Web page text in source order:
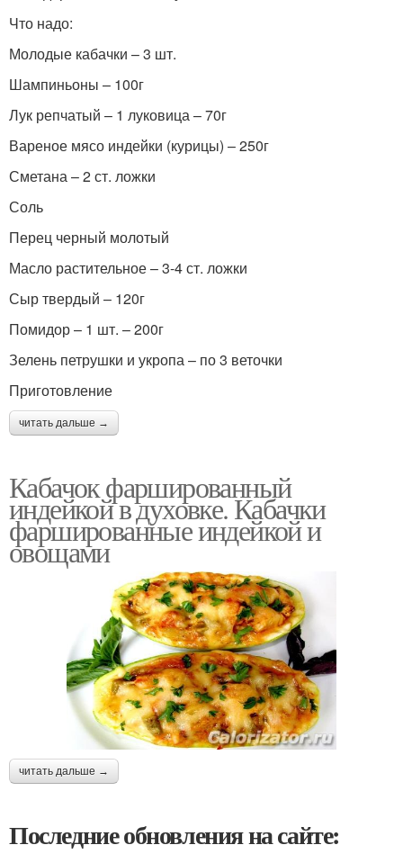
Что надо:
Молодые кабачки – 3 шт.
Шампиньоны – 100г
Лук репчатый – 1 луковица – 70г
Вареное мясо индейки (курицы) – 250г
Сметана – 2 ст. ложки
Соль
Перец черный молотый
Масло растительное – 3-4 ст. ложки
Сыр твердый – 120г
Помидор – 1 шт. – 200г
Зелень петрушки и укропа – по 3 веточки
Приготовление
читать дальше →
Кабачок фаршированный
индейкой в духовке. Кабачки
фаршированные индейкой и
овощами
читать дальше →
Последние обновления на сайте: